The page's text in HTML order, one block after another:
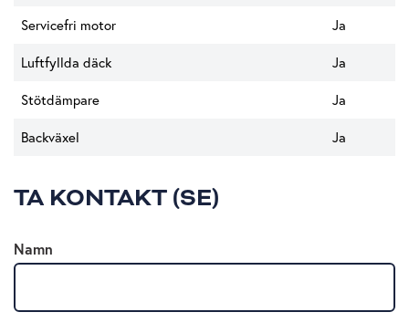
Servicefri motor Ja
Luftfyllda däck Ja
Stötdämpare Ja
Backväxel Ja
TA KONTAKT (SE)
Namn